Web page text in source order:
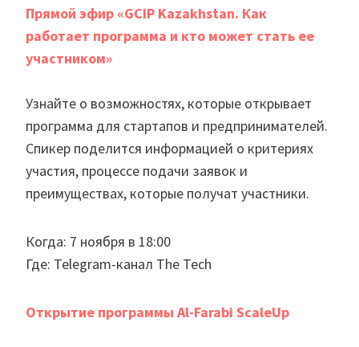
Прямой эфир «GCIP Kazakhstan. Как
работает программа и кто может стать ее
участником»
Узнайте о возможностях, которые открывает
программа для стартапов и предпринимателей.
Спикер поделится информацией о критериях
участия, процессе подачи заявок и
преимуществах, которые получат участники.
Когда: 7 ноября в 18:00
Где: Telegram-канал The Tech
Открытие программы Al-Farabi ScaleUp